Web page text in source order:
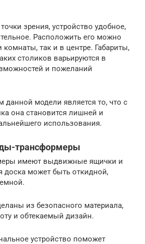
зрения, устройство удобное,
Расположить его можно
комнаты, так и в центре. Габариты,
столиков варьируются в
и пожеланий
модели является то, что с
она становится лишней и
использования.
трансформеры
имеют выдвижные ящички и
доска может быть откидной,
из безопасного материала,
и обтекаемый дизайн.
устройство поможет